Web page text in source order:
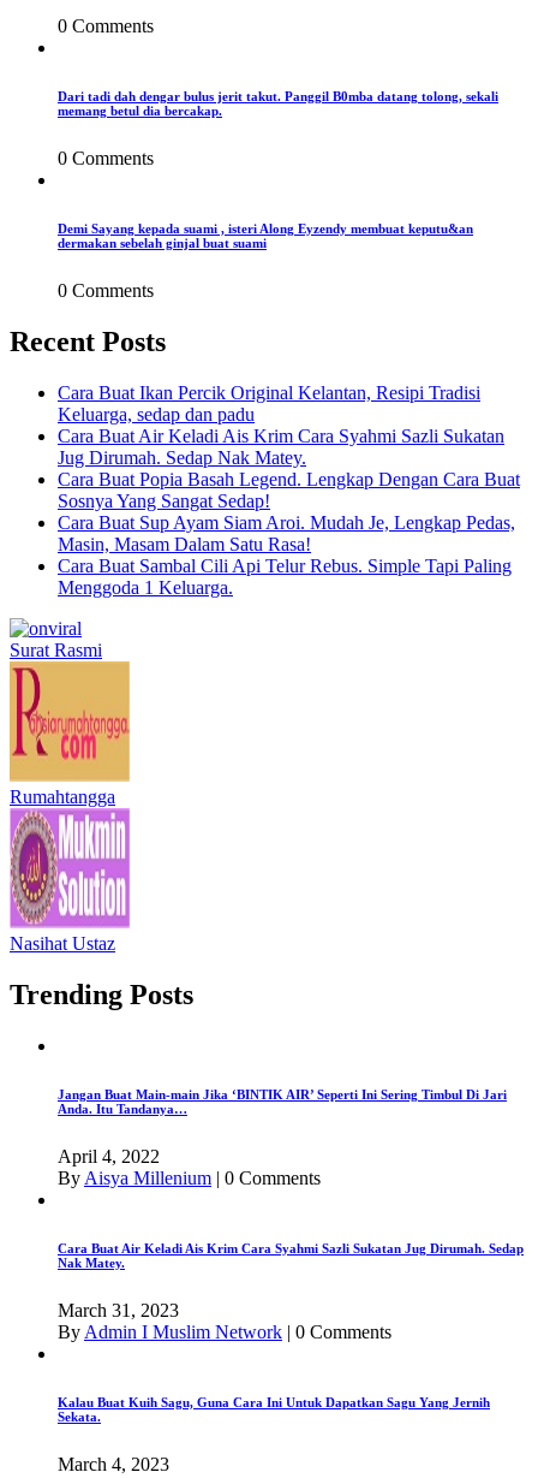
0 Comments
Dari tadi dah dengar bulus jerit takut. Panggil B0mba datang tolong, sekali
memang betul dia bercakap.
0 Comments
Demi Sayang kepada suami , isteri Along Eyzendy membuat keputu&an
dermakan sebelah ginjal buat suami
0 Comments
Recent Posts
Cara Buat Ikan Percik Original Kelantan, Resipi Tradisi
Keluarga, sedap dan padu
Cara Buat Air Keladi Ais Krim Cara Syahmi Sazli Sukatan
Jug Dirumah. Sedap Nak Matey.
Cara Buat Popia Basah Legend. Lengkap Dengan Cara Buat
Sosnya Yang Sangat Sedap!
Cara Buat Sup Ayam Siam Aroi. Mudah Je, Lengkap Pedas,
Masin, Masam Dalam Satu Rasa!
Cara Buat Sambal Cili Api Telur Rebus. Simple Tapi Paling
Menggoda 1 Keluarga.
Surat Rasmi
Rumahtangga
Nasihat Ustaz
Trending Posts
Jangan Buat Main-main Jika ‘BINTIK AIR’ Seperti Ini Sering Timbul Di Jari
Anda. Itu Tandanya…
April 4, 2022
By Aisya Millenium | 0 Comments
Cara Buat Air Keladi Ais Krim Cara Syahmi Sazli Sukatan Jug Dirumah. Sedap
Nak Matey.
March 31, 2023
By Admin I Muslim Network | 0 Comments
Kalau Buat Kuih Sagu, Guna Cara Ini Untuk Dapatkan Sagu Yang Jernih
Sekata.
March 4, 2023